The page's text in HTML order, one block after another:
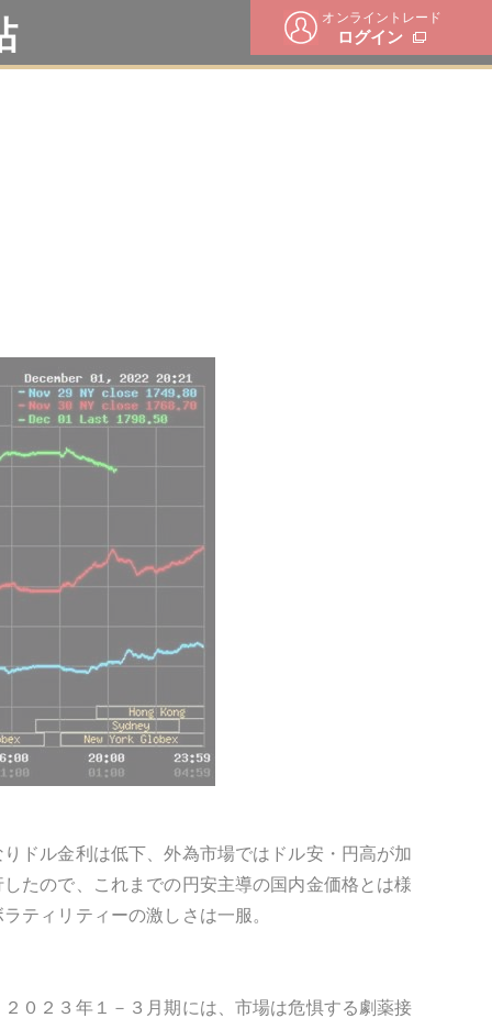
オンライントレード
ログイン
ドル金利は低下、外為市場ではドル安・円高が加
たので、これまでの円安主導の国内金価格とは様
ティリティーの激しさは一服。
０２３年１－３月期には、市場は危惧する劇薬接